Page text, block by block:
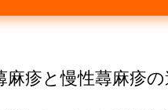
麻疹と慢性蕁麻疹